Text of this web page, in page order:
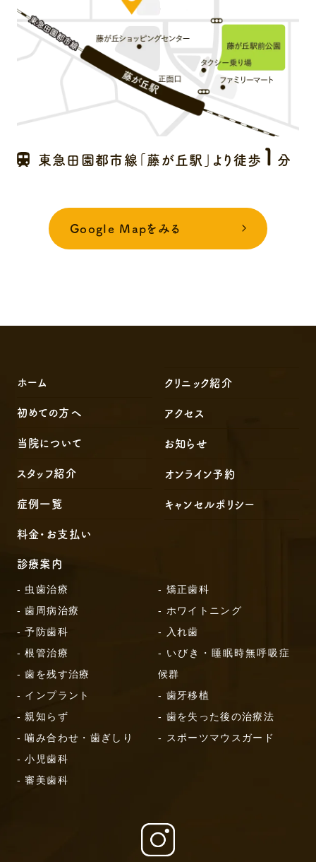
東急田園都市線「藤が丘駅」より徒歩 1 分
Google Mapをみる
ホーム
初めての方へ
当院について
スタッフ紹介
症例一覧
料金・お支払い
クリニック紹介
アクセス
お知らせ
オンライン予約
キャンセルポリシー
診療案内
- 虫歯治療
- 歯周病治療
- 予防歯科
- 根管治療
- 歯を残す治療
- インプラント
- 親知らず
- 噛み合わせ・歯ぎしり
- 小児歯科
- 審美歯科
- 矯正歯科
- ホワイトニング
- 入れ歯
- いびき・睡眠時無呼吸症
候群
- 歯牙移植
- 歯を失った後の治療法
- スポーツマウスガード